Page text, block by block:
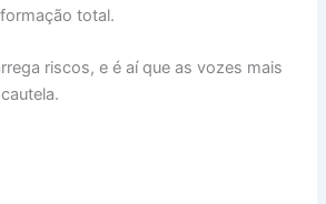
total.
riscos, e é aí que as vozes mais